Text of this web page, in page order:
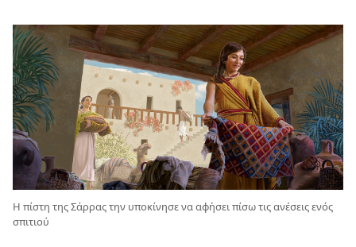
Η πίστη της Σάρρας την υποκίνησε να αφήσει πίσω τις ανέσεις ενός
σπιτιού